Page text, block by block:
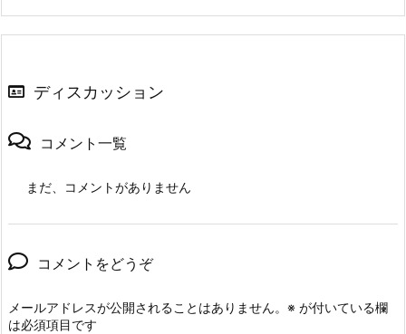
ディスカッション
コメント一覧
まだ、コメントがありません
コメントをどうぞ
メールアドレスが公開されることはありません。 ※ が付いている欄
は必須項目です